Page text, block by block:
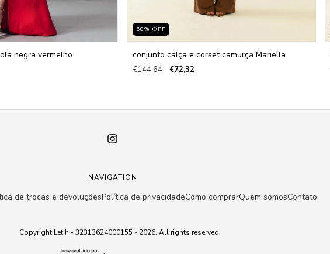
negra vermelho
50% OFF
conjunto calça e corset camurça Mariella
€144,64 €72,32
NAVIGATION
de trocas e devoluçõesPolítica de privacidadeComo comprarQuem somosContato
Copyright Letih - 32313624000155 - 2026. All rights reserved.